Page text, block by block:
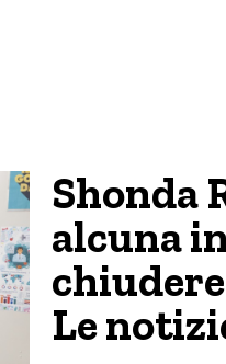
Shonda
alcuna
Le